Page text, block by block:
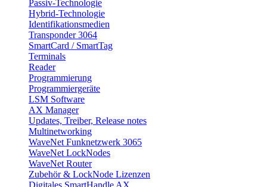
Passiv-Technologie
Hybrid-Technologie
Identifikationsmedien
Transponder 3064
SmartCard / SmartTag
Terminals
Reader
Programmierung
Programmiergeräte
LSM Software
AX Manager
Updates, Treiber, Release notes
Multinetworking
WaveNet Funknetzwerk 3065
WaveNet LockNodes
WaveNet Router
Zubehör & LockNode Lizenzen
Digitales SmartHandle AX